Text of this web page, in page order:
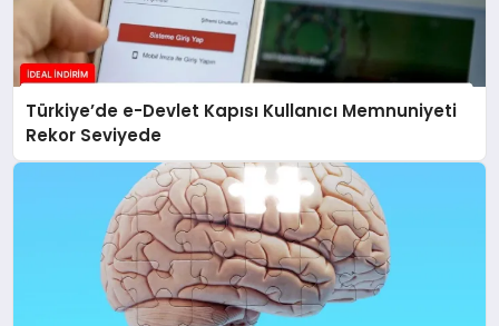
Türkiye’de e-Devlet Kapısı Kullanıcı Memnuniyeti
Rekor Seviyede